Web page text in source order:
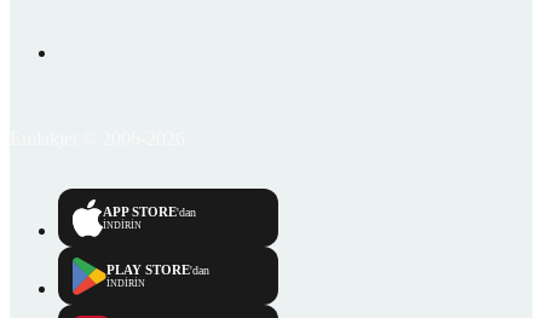
APP STORE'dan
İNDİRİN
PLAY STORE'dan
İNDİRİN